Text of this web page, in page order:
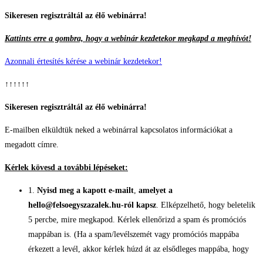
Skip
content
Sikeresen regisztráltál az élő webinárra!
Kattints erre a gombra, hogy a webinár kezdetekor megkapd a meghívót!
Azonnali értesítés kérése a webinár kezdetekor!
↑↑↑↑↑↑
Sikeresen regisztráltál az élő webinárra!
E-mailben elküldtük neked a webinárral kapcsolatos információkat a
megadott címre.
Kérlek kövesd a további lépéseket:
1. Nyisd meg a kapott e-mailt, amelyet a
hello@felsoegyszazalek.hu-ról kapsz. Elképzelhető, hogy beletelik
5 percbe, mire megkapod. Kérlek ellenőrizd a spam és promóciós
mappában is. (Ha a spam/levélszemét vagy promóciós mappába
érkezett a levél, akkor kérlek húzd át az elsődleges mappába, hogy